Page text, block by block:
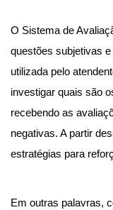
O Sistema de
questões subjetivas
utilizada pelo
investigar quais são
recebendo as
negativas. A partir
estratégias para
Em outras palavras,